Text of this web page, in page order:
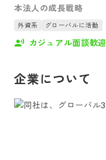
本法人の成長戦略
外資系 グローバルに活動
カジュアル面談歓迎
企業について